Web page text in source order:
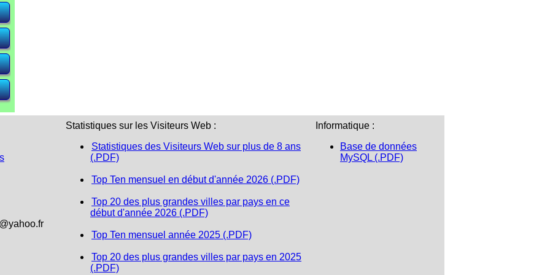
Statistiques sur les Visiteurs Web :
Statistiques des Visiteurs Web sur plus de 8 ans
(.PDF)
Top Ten mensuel en début d'année 2026 (.PDF)
Top 20 des plus grandes villes par pays en ce
début d'année 2026 (.PDF)
Top Ten mensuel année 2025 (.PDF)
Top 20 des plus grandes villes par pays en 2025
(.PDF)
Informatique :
Base de données
MySQL (.PDF)